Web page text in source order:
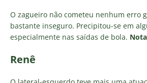
O zagueiro não cometeu nenhum erro
bastante inseguro. Precipitou-se em
especialmente nas saídas de bola.
Renê